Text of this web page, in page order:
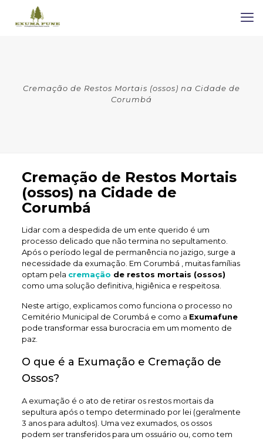
Cremação de Restos Mortais (ossos) na Cidade de
Corumbá
Cremação de Restos Mortais
(ossos) na Cidade de
Corumbá
Lidar com a despedida de um ente querido é um
processo delicado que não termina no sepultamento.
Após o período legal de permanência no jazigo, surge a
necessidade da exumação. Em Corumbá , muitas famílias
optam pela cremação de restos mortais (ossos)
como uma solução definitiva, higiênica e respeitosa.
Neste artigo, explicamos como funciona o processo no
Cemitério Municipal de Corumbá e como a Exumafune
pode transformar essa burocracia em um momento de
paz.
O que é a Exumação e Cremação de
Ossos?
A exumação é o ato de retirar os restos mortais da
sepultura após o tempo determinado por lei (geralmente
3 anos para adultos). Uma vez exumados, os ossos
podem ser transferidos para um ossuário ou, como tem